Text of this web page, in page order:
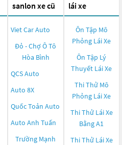
sanlon xe cũ
Viet Car Auto
Đỏ - Chợ Ô Tô
Hòa Bình
QCS Auto
Auto 8X
Quốc Toản Auto
Auto Anh Tuấn
Trường Mạnh
lái xe
Ôn Tập Mô
Phỏng Lái Xe
Ôn Tập Lý
Thuyết Lái Xe
Thi Thử Mô
Phỏng Lái Xe
Thi Thử Lái Xe
Bằng A1
Thi Thử Lái Xe